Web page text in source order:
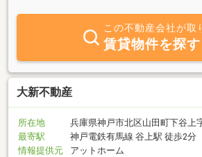
下さい。当社は積水ハウス不動産関西シャー
台から三田までのシャーメゾン物件の申込み
ます。些細な不動産にまつわる事での相談、
さい。
この不動産会社が取
賃貸物件を探す
大新不動産
所在地
兵庫県神戸市北区山田町下谷上
最寄駅
神戸電鉄有馬線 谷上駅 徒歩2分
情報提供元
アットホーム